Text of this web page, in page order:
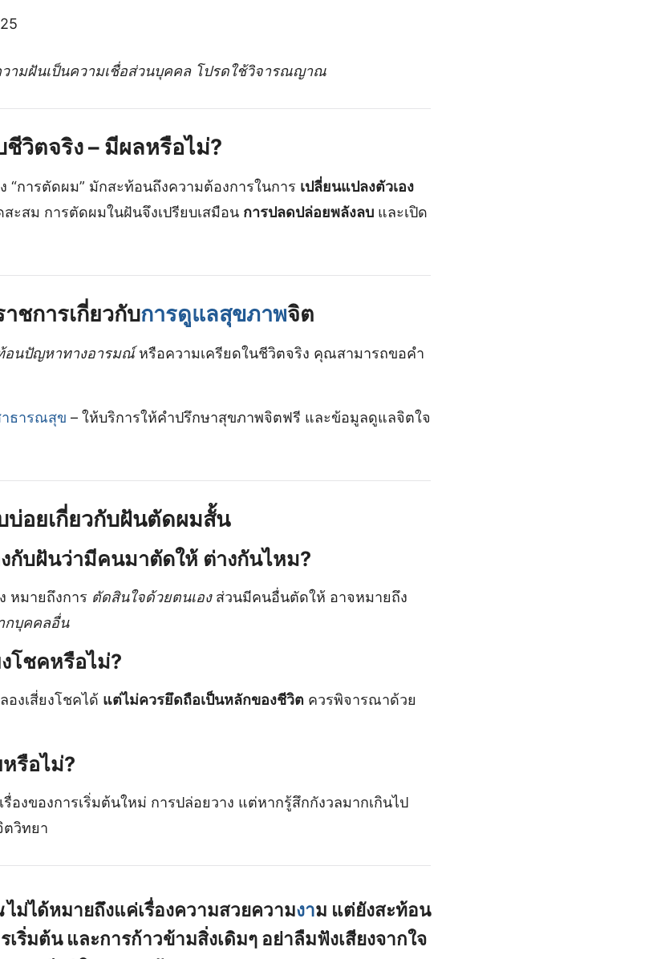
ามฝันเป็นความเชื่อส่วนบุคคล โปรดใช้วิจารณญาณ
วิตจริง – มีผลหรือไม่?
“การตัดผม” มักสะท้อนถึงความต้องการในการ เปลี่ยนแปลงตัวเอง
ะสม การตัดผมในฝันจึงเปรียบเสมือน การปลดปล่อยพลังลบ และเปิด
ชการเกี่ยวกับการดูแลสุขภาพจิต
อนปัญหาทางอารมณ์หรือความเครียดในชีวิตจริง คุณสามารถขอคำ
าธารณสุข – ให้บริการให้คำปรึกษาสุขภาพจิตฟรี และข้อมูลดูแลจิตใจ
บ่อยเกี่ยวกับฝันตัดผมสั้น
กับฝันว่ามีคนมาตัดให้ ต่างกันไหม?
หมายถึงการ ตัดสินใจด้วยตนเองส่วนมีคนอื่นตัดให้ อาจหมายถึง
กบุคคลอื่น
โชคหรือไม่?
องเสี่ยงโชคได้ แต่ไม่ควรยึดถือเป็นหลักของชีวิต ควรพิจารณาด้วย
รือไม่?
องของการเริ่มต้นใหม่ การปล่อยวาง แต่หากรู้สึกกังวลมากเกินไป
ตวิทยา
ไม่ได้หมายถึงแค่เรื่องความสวยความงาม แต่ยังสะท้อน
เริ่มต้น และการก้าวข้ามสิ่งเดิมๆ อย่าลืมฟังเสียงจากใจ